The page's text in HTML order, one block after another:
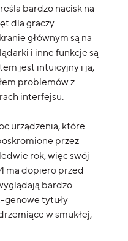
bardzo nacisk na
dla graczy
głównym są na
i inne funkcje są
jest intuicyjny i ja,
problemów z
interfejsu.
urządzenia, które
przez
rok, więc swój
ma dopiero przed
bardzo
genowe tytuły
w smukłej,